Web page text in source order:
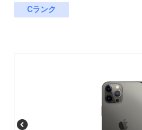
Cランク